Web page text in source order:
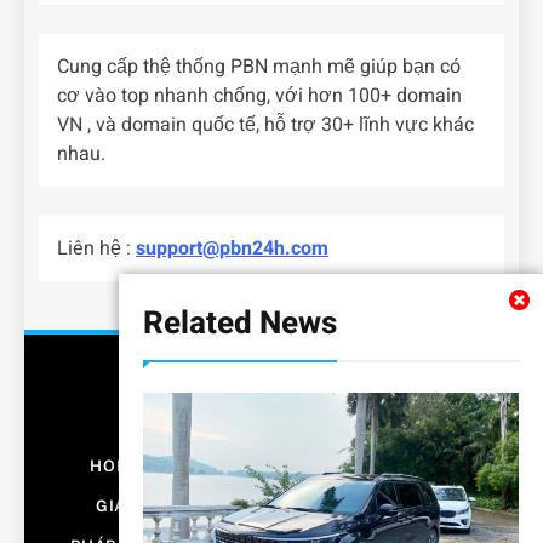
Related News
Cung cấp thệ thống PBN mạnh mẽ giúp bạn có
cơ vào top nhanh chống, với hơn 100+ domain
VN , và domain quốc tế, hỗ trợ 30+ lĩnh vực khác
nhau.
Liên hệ : support@pbn24h.com
HOME BẤT ĐỘNG SẢN CÔNG NGHỆ
GIÁO DỤC KINH DOANH NỘI THẤT